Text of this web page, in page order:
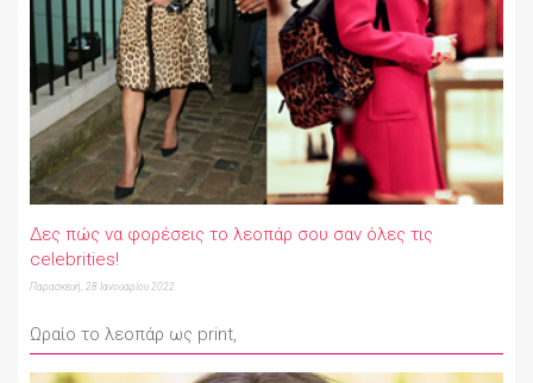
Δες πώς να φορέσεις το λεοπάρ σου σαν όλες τις
celebrities!
Παρασκευή, 28 Ιανουαρίου 2022
Ωραίο το λεοπάρ ως print,